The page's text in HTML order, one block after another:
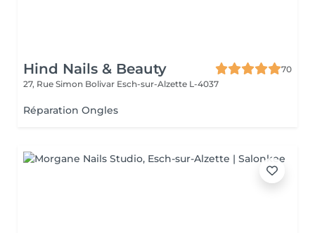
Hind Nails & Beauty
70
27, Rue Simon Bolivar Esch-sur-Alzette L-4037
Réparation Ongles